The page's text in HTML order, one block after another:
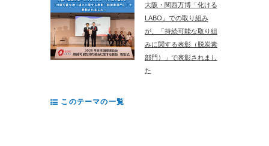
大阪・関西万博「化ける
LABO」での取り組み
が、「持続可能な取り組
みに関する表彰（脱炭素
部門）」で表彰されまし
た
このテーマの一覧